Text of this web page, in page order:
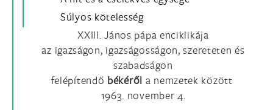
Súlyos kötelesség
XXIII. János pápa enciklikája
az igazságon, igazságosságon, szereteten és
szabadságon
felépítendő békéről a nemzetek között
1963. november 4.